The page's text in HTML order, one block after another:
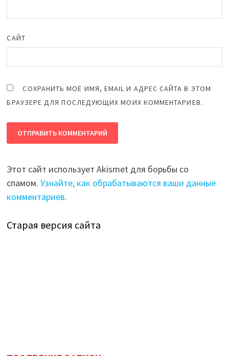
САЙТ
СОХРАНИТЬ МОЁ ИМЯ, EMAIL И АДРЕС САЙТА В ЭТОМ
БРАУЗЕРЕ ДЛЯ ПОСЛЕДУЮЩИХ МОИХ КОММЕНТАРИЕВ.
Этот сайт использует Akismet для борьбы со
спамом.Узнайте, как обрабатываются ваши данные
комментариев.
Старая версия сайта